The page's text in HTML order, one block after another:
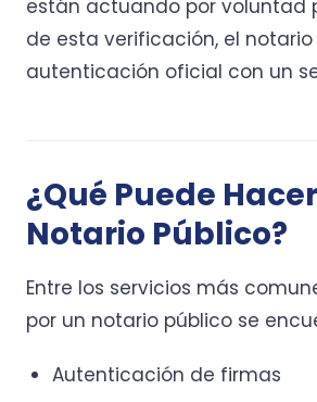
están actuando por voluntad
de esta verificación, el notario
autenticación oficial con un
¿Qué Puede
Notario Público?
Entre los servicios más
por un notario público se
Autenticación de firmas